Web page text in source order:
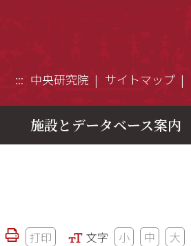
::: 中央研究院 サイトマップ
施設とデータベース案内
打印 文字 小 中 大